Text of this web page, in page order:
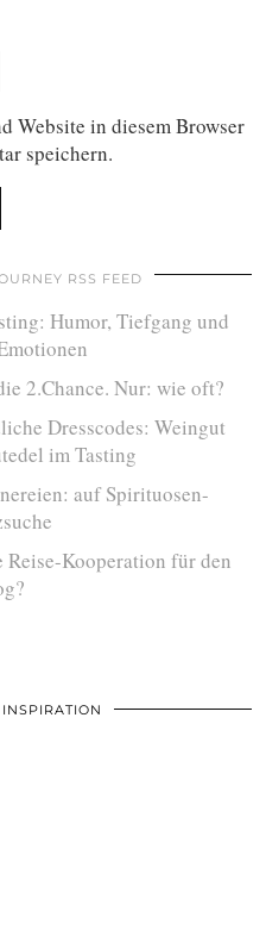
Website in diesem Browser
speichern.
RSS FEED
Humor, Tiefgang und
2.Chance. Nur: wie oft?
Dresscodes: Weingut
im Tasting
auf Spirituosen-
Kooperation für den